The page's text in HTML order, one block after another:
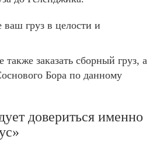
ваш груз в целости и
заказать сборный груз, а
Бора по данному
довериться именно